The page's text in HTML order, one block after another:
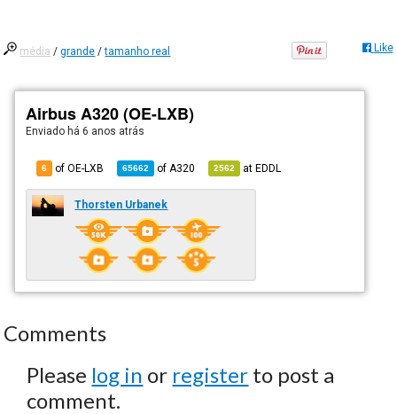
média /grande /tamanho real Like
Airbus A320 (OE-LXB)
Enviado há6 anos atrás
6 of OE-LXB 65662 of A320 2562 atEDDL
Thorsten Urbanek
Comments
Please log in or register to post a
comment.